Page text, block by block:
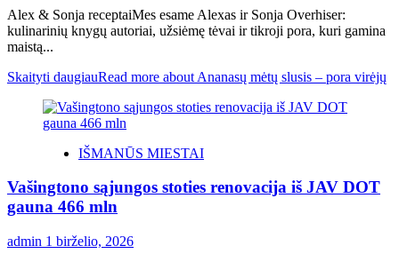
Alex & Sonja receptaiMes esame Alexas ir Sonja Overhiser:
kulinarinių knygų autoriai, užsiėmę tėvai ir tikroji pora, kuri gamina
maistą...
Skaityti daugiauRead more about Ananasų mėtų slusis – pora virėjų
IŠMANŪS MIESTAI
Vašingtono sąjungos stoties renovacija iš JAV DOT
gauna 466 mln
admin 1 birželio, 2026